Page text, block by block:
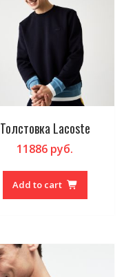
Толстовка Lacoste
11886 руб.
Add to cart